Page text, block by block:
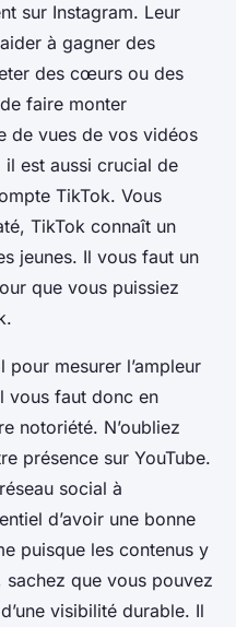
sur Instagram. Leur
à gagner des
des cœurs ou des
faire monter
de vues de vos vidéos
est aussi crucial de
TikTok. Vous
TikTok connaît un
jeunes. Il vous faut un
que vous puissiez
pour mesurer l’ampleur
vous faut donc en
notoriété. N’oubliez
présence sur YouTube.
social à
d’avoir une bonne
puisque les contenus y
que vous pouvez
visibilité durable. Il